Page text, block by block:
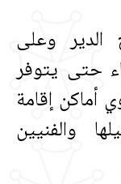
الدير وعلى
حتى يتوفر
أماكن إقامة
والفنيين